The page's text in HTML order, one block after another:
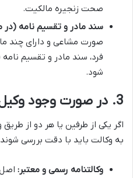
صحت زنجیره مالکیت.
سند مادر و تقسیم نامه (در
صورت مشاعی و دارای چند
فرد، سند مادر و تقسیم
شود.
3. در صورت وجود وکیل
اگر یکی از طرفین یا هر دو از
به وکالت باید با دقت بررسی
وکالتنامه رسمی و معتبر: اصل